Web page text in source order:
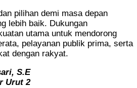
pilihan demi masa depan
lebih baik. Dukungan
utama untuk mendorong
pelayanan publik prima, serta
dengan rakyat.
S.E
Urut 2